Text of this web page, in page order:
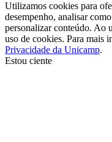
Utilizamos cookies para
desempenho, analisar
personalizar conteúdo. Ao
uso de cookies. Para mais
Privacidade da Unicamp.
Estou ciente